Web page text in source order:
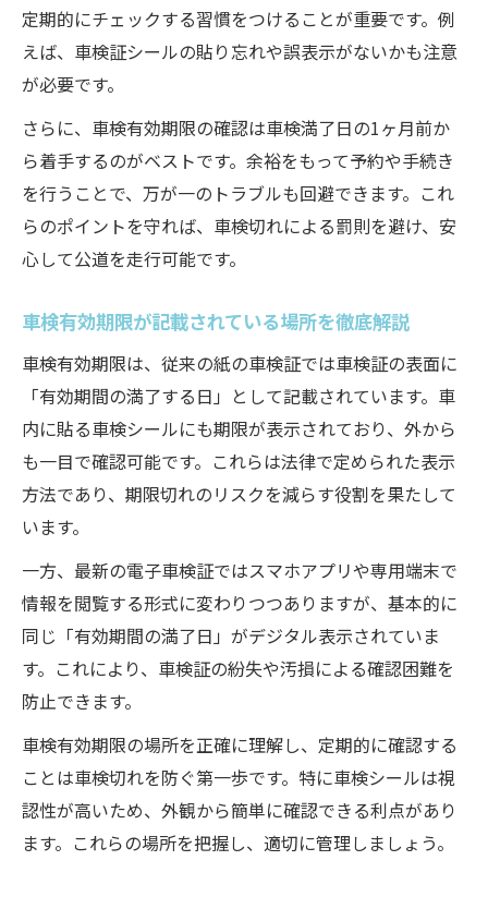
定期的にチェックする習慣をつけることが重要です。例
えば、車検証シールの貼り忘れや誤表示がないかも注意
が必要です。
さらに、車検有効期限の確認は車検満了日の1ヶ月前か
ら着手するのがベストです。余裕をもって予約や手続き
を行うことで、万が一のトラブルも回避できます。これ
らのポイントを守れば、車検切れによる罰則を避け、安
心して公道を走行可能です。
車検有効期限が記載されている場所を徹底解説
車検有効期限は、従来の紙の車検証では車検証の表面に
「有効期間の満了する日」として記載されています。車
内に貼る車検シールにも期限が表示されており、外から
も一目で確認可能です。これらは法律で定められた表示
方法であり、期限切れのリスクを減らす役割を果たして
います。
一方、最新の電子車検証ではスマホアプリや専用端末で
情報を閲覧する形式に変わりつつありますが、基本的に
同じ「有効期間の満了日」がデジタル表示されていま
す。これにより、車検証の紛失や汚損による確認困難を
防止できます。
車検有効期限の場所を正確に理解し、定期的に確認する
ことは車検切れを防ぐ第一歩です。特に車検シールは視
認性が高いため、外観から簡単に確認できる利点があり
ます。これらの場所を把握し、適切に管理しましょう。